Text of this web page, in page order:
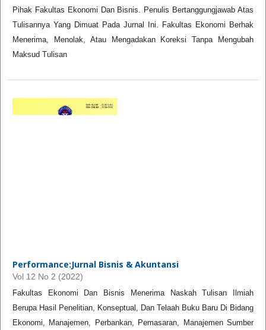
Pihak Fakultas Ekonomi Dan Bisnis. Penulis Bertanggungjawab Atas
Tulisannya Yang Dimuat Pada Jurnal Ini. Fakultas Ekonomi Berhak
Menerima, Menolak, Atau Mengadakan Koreksi Tanpa Mengubah
Maksud Tulisan
Performance:Jurnal Bisnis & Akuntansi
Vol 12 No 2 (2022)
Fakultas Ekonomi Dan Bisnis Menerima Naskah Tulisan Ilmiah
Berupa Hasil Penelitian, Konseptual, Dan Telaah Buku Baru Di Bidang
Ekonomi, Manajemen, Perbankan, Pemasaran, Manajemen Sumber